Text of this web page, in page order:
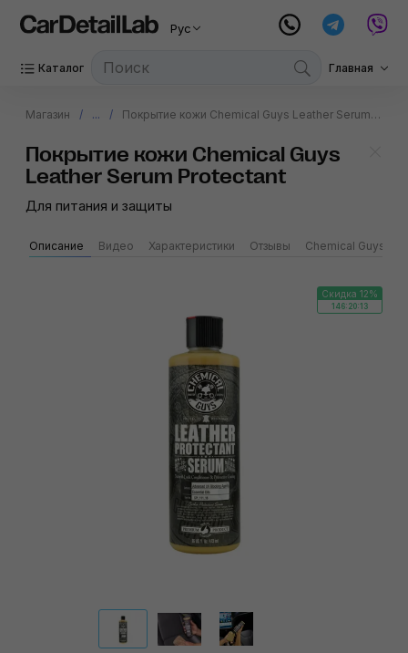
Рус
Каталог Главная
Магазин ... Покрытие кожи Chemical Guys Leather Serum Protectant
Покрытие кожи Chemical Guys
Leather Serum Protectant
Для питания и защиты
Описание Видео Характеристики Отзывы Chemical Guys
Скидка 12%
146:20:13